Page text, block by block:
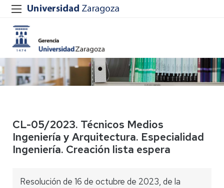
CL-05/2023. Técnicos Medios
Ingeniería y Arquitectura. Especialidad
Ingeniería. Creación lista espera
Resolución de 16 de octubre de 2023, de la